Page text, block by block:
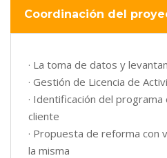
Coordinación del
· La toma de datos y
· Gestión de Licencia de
· Identificación del
cliente
· Propuesta de reforma con
la misma